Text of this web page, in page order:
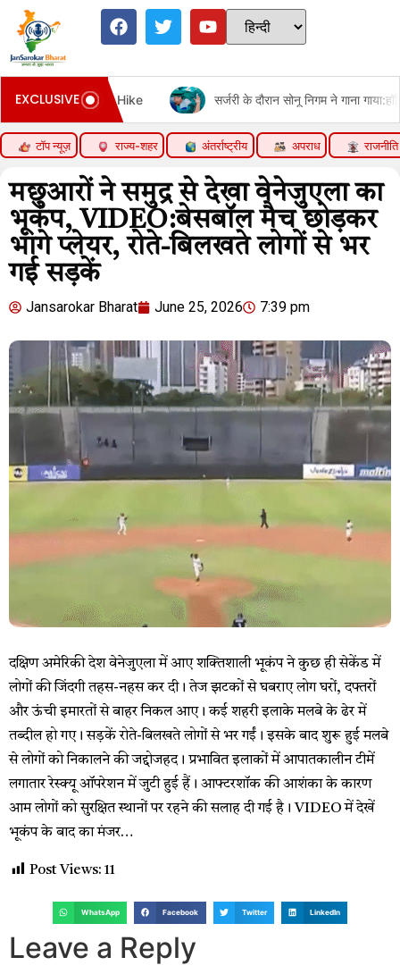
EXCLUSIVE
Price Hike सर्जरी के दौरान सोनू निगम ने गाना गाया:हॉस्पिटल बेड से
टॉप न्यूज़ राज्य-शहर अंतर्राष्ट्रीय अपराध राजनीति
मछुआरों ने समुद्र से देखा वेनेजुएला का
भूकंप, VIDEO:बेसबॉल मैच छोड़कर
भागे प्लेयर, रोते-बिलखते लोगों से भर
गई सड़कें
Jansarokar Bharat June 25, 2026 7:39 pm
दक्षिण अमेरिकी देश वेनेजुएला में आए शक्तिशाली भूकंप ने कुछ ही सेकेंड में
लोगों की जिंदगी तहस-नहस कर दी। तेज झटकों से घबराए लोग घरों, दफ्तरों
और ऊंची इमारतों से बाहर निकल आए। कई शहरी इलाके मलबे के ढेर में
तब्दील हो गए। सड़कें रोते-बिलखते लोगों से भर गईं। इसके बाद शुरू हुई मलबे
से लोगों को निकालने की जद्दोजहद। प्रभावित इलाकों में आपातकालीन टीमें
लगातार रेस्क्यू ऑपरेशन में जुटी हुई हैं। आफ्टरशॉक की आशंका के कारण
आम लोगों को सुरक्षित स्थानों पर रहने की सलाह दी गई है। VIDEO में देखें
भूकंप के बाद का मंजर…
Post Views: 11
WhatsApp Facebook Twitter LinkedIn
Leave a Reply